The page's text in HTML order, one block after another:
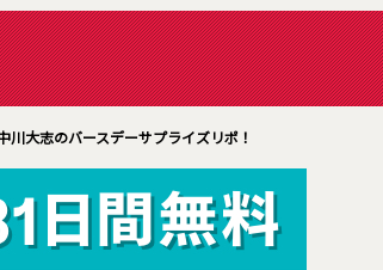
大志のバースデーサプライズリポ！